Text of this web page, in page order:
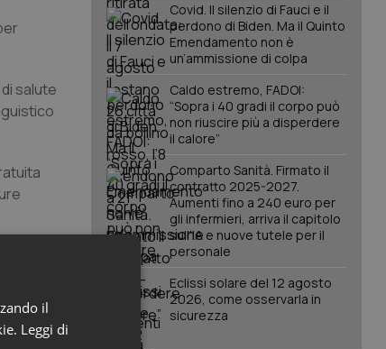
salute
Covid. Il silenzio di Fauci e il
perdono di Biden. Ma il Quinto
Emendamento non è
un’ammissione di colpa
Caldo estremo, FADOI:
“Sopra i 40 gradi il corpo può
non riuscire più a disperdere
il calore”
Comparto Sanità. Firmato il
contratto 2025-2027.
Aumenti fino a 240 euro per
gli infermieri, arriva il capitolo
sull'IA e nuove tutele per il
personale
Eclissi solare del 12 agosto
2026, come osservarla in
sicurezza
il
Leggi di